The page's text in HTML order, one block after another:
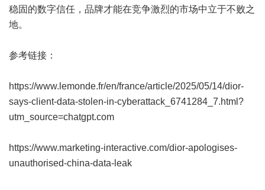
稳固的数字信任，品牌才能在竞争激烈的市场中立于不败之
地。
参考链接：
https://www.lemonde.fr/en/france/article/2025/05/14/dior-
says-client-data-stolen-in-cyberattack_6741284_7.html?
utm_source=chatgpt.com
https://www.marketing-interactive.com/dior-apologises-
unauthorised-china-data-leak